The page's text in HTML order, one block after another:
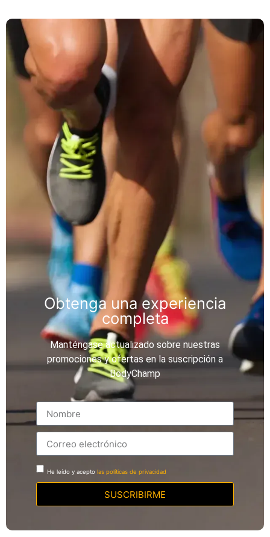
Obtenga una experiencia
completa
Manténgase actualizado sobre nuestras
promociones y ofertas en la suscripción a
BodyChamp
He leído y acepto las políticas de privacidad
SUSCRIBIRME